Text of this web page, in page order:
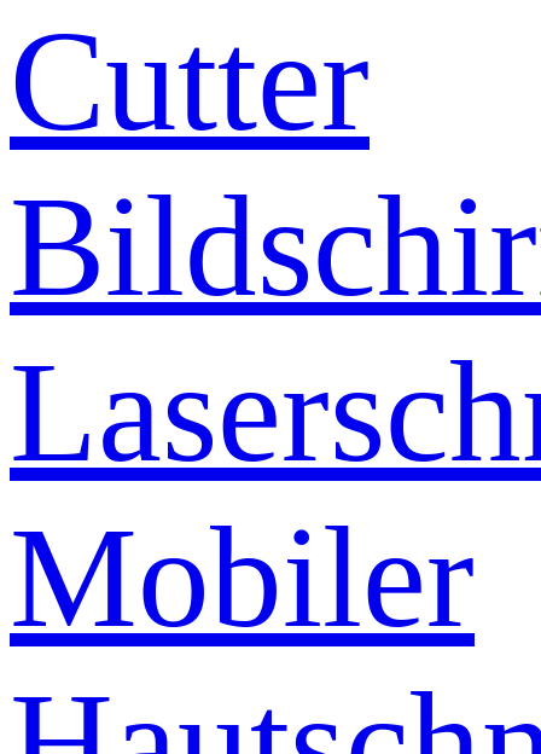
Cutter
Mobiler